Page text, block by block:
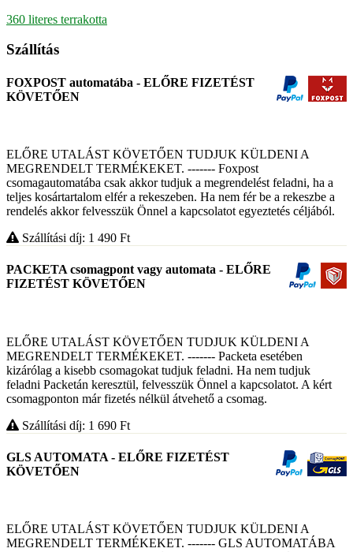
360 literes terrakotta
Szállítás
FOXPOST automatába - ELŐRE FIZETÉST
KÖVETŐEN
ELŐRE UTALÁST KÖVETŐEN TUDJUK KÜLDENI A
MEGRENDELT TERMÉKEKET. ------- Foxpost
csomagautomatába csak akkor tudjuk a megrendelést feladni, ha a
teljes kosártartalom elfér a rekeszeben. Ha nem fér be a rekeszbe a
rendelés akkor felvesszük Önnel a kapcsolatot egyeztetés céljából.
Szállítási díj: 1 490 Ft
PACKETA csomagpont vagy automata - ELŐRE
FIZETÉST KÖVETŐEN
ELŐRE UTALÁST KÖVETŐEN TUDJUK KÜLDENI A
MEGRENDELT TERMÉKEKET. ------- Packeta esetében
kizárólag a kisebb csomagokat tudjuk feladni. Ha nem tudjuk
feladni Packetán keresztül, felvesszük Önnel a kapcsolatot. A kért
csomagponton már fizetés nélkül átvehető a csomag.
Szállítási díj: 1 690 Ft
GLS AUTOMATA - ELŐRE FIZETÉST
KÖVETŐEN
ELŐRE UTALÁST KÖVETŐEN TUDJUK KÜLDENI A
MEGRENDELT TERMÉKEKET. ------- GLS AUTOMATÁBA